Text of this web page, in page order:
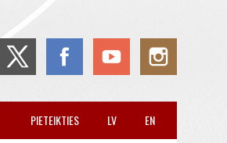
EN
LV
PIETEIKTIES